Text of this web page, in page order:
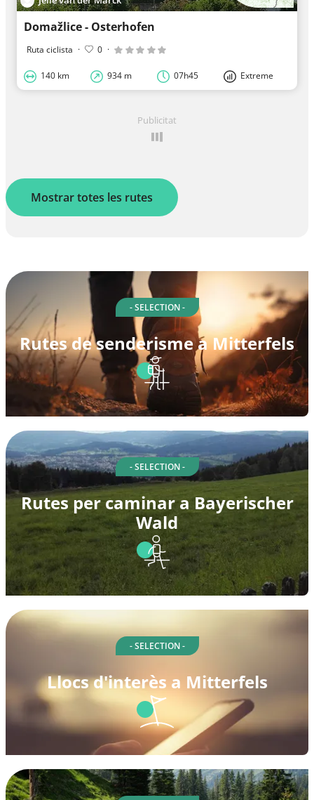
Domažlice - Osterhofen
Ruta ciclista · 0 ·
140 km 934 m 07h45 Extreme
Publicitat
Mostrar totes les rutes
- SELECTION -
Rutes de senderisme a Mitterfels
- SELECTION -
Rutes per caminar a Bayerischer
Wald
- SELECTION -
Llocs d'interès a Mitterfels